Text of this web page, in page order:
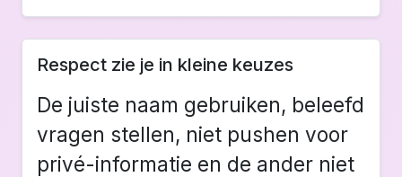
Respect zie je in kleine keuzes
De juiste naam gebruiken, beleefd
vragen stellen, niet pushen voor
privé-informatie en de ander niet